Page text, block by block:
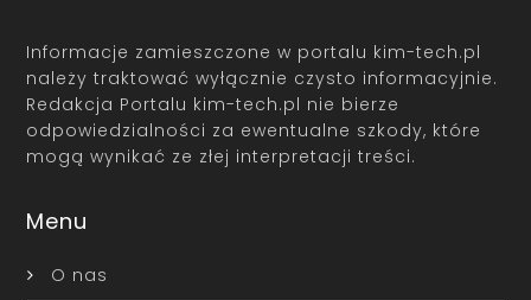
Informacje zamieszczone w portalu kim-tech.pl
należy traktować wyłącznie czysto informacyjnie.
Redakcja Portalu kim-tech.pl nie bierze
odpowiedzialności za ewentualne szkody, które
mogą wynikać ze złej interpretacji treści.
Menu
O nas